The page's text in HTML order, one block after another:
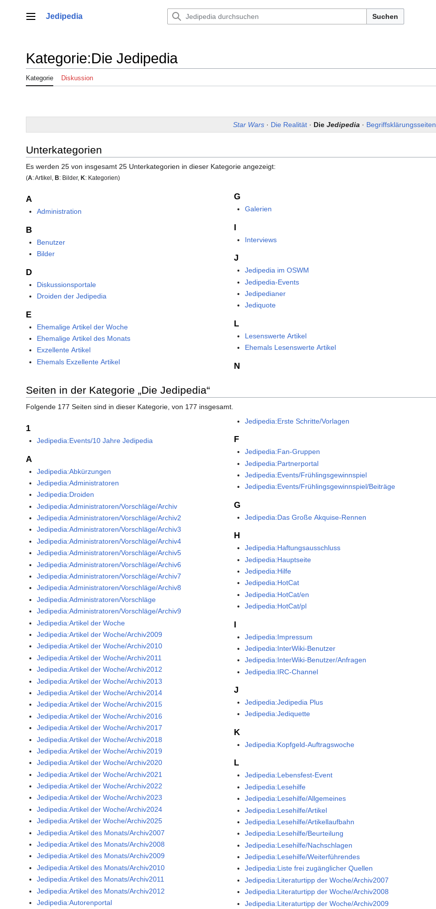
springenHauptmenü
Jedipedia Suchen
Kategorie:Die Jedipedia
Kategorie Diskussion
Star Wars · Die Realität · Die Jedipedia · Begriffsklärungsseiten
Unterkategorien
Es werden 25 von insgesamt 25 Unterkategorien in dieser Kategorie angezeigt:
(A: Artikel, B: Bilder, K: Kategorien)
A
Administration
B
Benutzer
Bilder
D
Diskussionsportale
Droiden der Jedipedia
E
Ehemalige Artikel der Woche
Ehemalige Artikel des Monats
Exzellente Artikel
Ehemals Exzellente Artikel
G
Galerien
I
Interviews
J
Jedipedia im OSWM
Jedipedia-Events
Jedipedianer
Jediquote
L
Lesenswerte Artikel
Ehemals Lesenswerte Artikel
N
Seiten in der Kategorie „Die Jedipedia“
Folgende 177 Seiten sind in dieser Kategorie, von 177 insgesamt.
1
Jedipedia:Events/10 Jahre Jedipedia
A
Jedipedia:Abkürzungen
Jedipedia:Administratoren
Jedipedia:Droiden
Jedipedia:Administratoren/Vorschläge/Archiv
Jedipedia:Administratoren/Vorschläge/Archiv2
Jedipedia:Administratoren/Vorschläge/Archiv3
Jedipedia:Administratoren/Vorschläge/Archiv4
Jedipedia:Administratoren/Vorschläge/Archiv5
Jedipedia:Administratoren/Vorschläge/Archiv6
Jedipedia:Administratoren/Vorschläge/Archiv7
Jedipedia:Administratoren/Vorschläge/Archiv8
Jedipedia:Administratoren/Vorschläge
Jedipedia:Administratoren/Vorschläge/Archiv9
Jedipedia:Artikel der Woche
Jedipedia:Artikel der Woche/Archiv2009
Jedipedia:Artikel der Woche/Archiv2010
Jedipedia:Artikel der Woche/Archiv2011
Jedipedia:Artikel der Woche/Archiv2012
Jedipedia:Artikel der Woche/Archiv2013
Jedipedia:Artikel der Woche/Archiv2014
Jedipedia:Artikel der Woche/Archiv2015
Jedipedia:Artikel der Woche/Archiv2016
Jedipedia:Artikel der Woche/Archiv2017
Jedipedia:Artikel der Woche/Archiv2018
Jedipedia:Artikel der Woche/Archiv2019
Jedipedia:Artikel der Woche/Archiv2020
Jedipedia:Artikel der Woche/Archiv2021
Jedipedia:Artikel der Woche/Archiv2022
Jedipedia:Artikel der Woche/Archiv2023
Jedipedia:Artikel der Woche/Archiv2024
Jedipedia:Artikel der Woche/Archiv2025
Jedipedia:Artikel des Monats/Archiv2007
Jedipedia:Artikel des Monats/Archiv2008
Jedipedia:Artikel des Monats/Archiv2009
Jedipedia:Artikel des Monats/Archiv2010
Jedipedia:Artikel des Monats/Archiv2011
Jedipedia:Artikel des Monats/Archiv2012
Jedipedia:Autorenportal
Jedipedia:Erste Schritte/Vorlagen
F
Jedipedia:Fan-Gruppen
Jedipedia:Partnerportal
Jedipedia:Events/Frühlingsgewinnspiel
Jedipedia:Events/Frühlingsgewinnspiel/Beiträge
G
Jedipedia:Das Große Akquise-Rennen
H
Jedipedia:Haftungsausschluss
Jedipedia:Hauptseite
Jedipedia:Hilfe
Jedipedia:HotCat
Jedipedia:HotCat/en
Jedipedia:HotCat/pl
I
Jedipedia:Impressum
Jedipedia:InterWiki-Benutzer
Jedipedia:InterWiki-Benutzer/Anfragen
Jedipedia:IRC-Channel
J
Jedipedia:Jedipedia Plus
Jedipedia:Jediquette
K
Jedipedia:Kopfgeld-Auftragswoche
L
Jedipedia:Lebensfest-Event
Jedipedia:Lesehilfe
Jedipedia:Lesehilfe/Allgemeines
Jedipedia:Lesehilfe/Artikel
Jedipedia:Lesehilfe/Artikellaufbahn
Jedipedia:Lesehilfe/Beurteilung
Jedipedia:Lesehilfe/Nachschlagen
Jedipedia:Lesehilfe/Weiterführendes
Jedipedia:Liste frei zugänglicher Quellen
Jedipedia:Literaturtipp der Woche/Archiv2007
Jedipedia:Literaturtipp der Woche/Archiv2008
Jedipedia:Literaturtipp der Woche/Archiv2009